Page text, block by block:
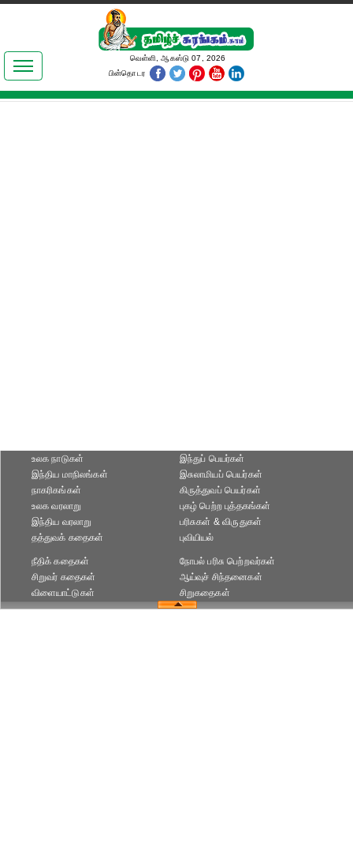
இலக்கியங்கள்
தமிழ் உலகம்
வெள்ளி, ஆகஸ்டு 07, 2026
பின்தொடர
உலக நாடுகள்
இந்திய மாநிலங்கள்
நாகரிகங்கள்
இந்துப் பெயர்கள்
இசுலாமியப் பெயர்கள்
கிருத்துவப் பெயர்கள்
உலக வரலாறு
இந்திய வரலாறு
தத்துவக் கதைகள்
புகழ் பெற்ற புத்தகங்கள்
பரிசுகள் & விருதுகள்
புவியியல்
நீதிக் கதைகள்
சிறுவர் கதைகள்
விளையாட்டுகள்
நோபல் பரிசு‎ பெற்றவர்‎கள்
ஆய்வுச் சிந்தனைகள்
சிறுகதைகள்